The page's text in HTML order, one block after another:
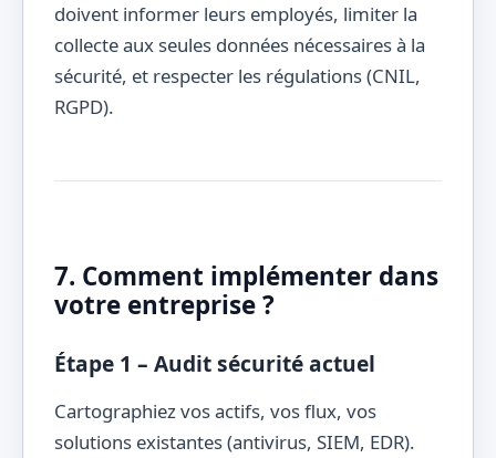
doivent informer leurs employés, limiter la
collecte aux seules données nécessaires à la
sécurité, et respecter les régulations (CNIL,
RGPD).
7. Comment implémenter dans
votre entreprise ?
Étape 1 – Audit sécurité actuel
Cartographiez vos actifs, vos flux, vos
solutions existantes (antivirus, SIEM, EDR).